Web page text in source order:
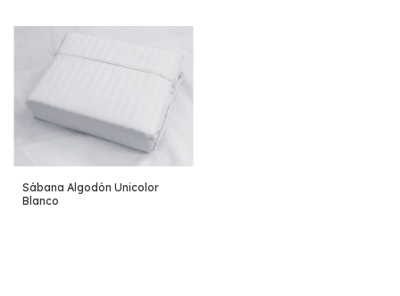
Sábana Algodón Unicolor
Blanco